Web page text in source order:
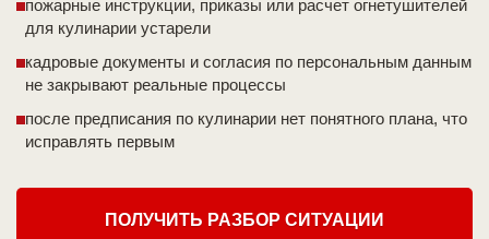
пожарные инструкции, приказы или расчет огнетушителей
для кулинарии устарели
кадровые документы и согласия по персональным данным
не закрывают реальные процессы
после предписания по кулинарии нет понятного плана, что
исправлять первым
ПОЛУЧИТЬ РАЗБОР СИТУАЦИИ